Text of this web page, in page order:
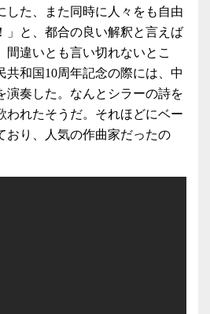
した、また同時に人々をも自由
」と、都合の良い解釈と言えば
間違いとも言い切れないとこ
共和国10周年記念の際には、中
演奏した。なんとシラーの詩を
われたそうだ。それほどにベー
おり、人気の作曲家だったの